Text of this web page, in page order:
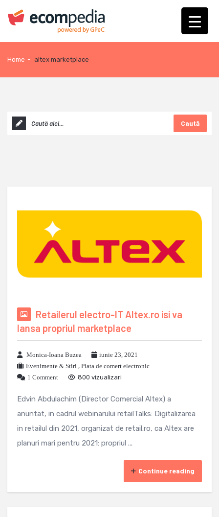
Home - altex marketplace
Caută
Retailerul electro-IT Altex.ro isi va
lansa propriul marketplace
Monica-Ioana Buzea
iunie 23, 2021
Evenimente & Stiri , Piata de comert electronic
1 Comment
800 vizualizari
Edvin Abdulachim (Director Comercial Altex) a
anuntat, in cadrul webinarului retailTalks: Digitalizarea
in retailul din 2021, organizat de retail.ro, ca Altex are
planuri mari pentru 2021: propriul ...
Continue reading